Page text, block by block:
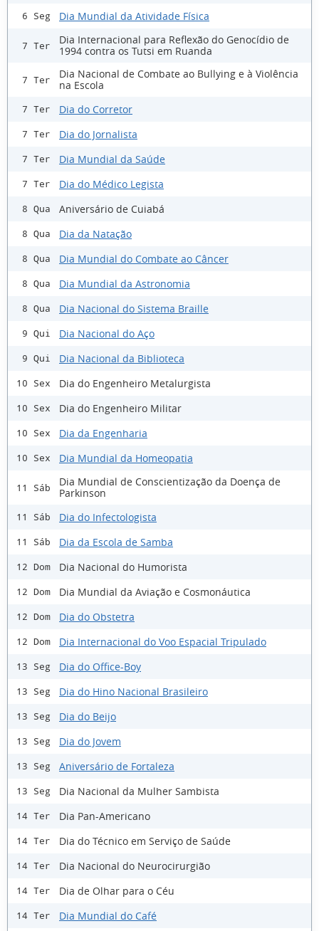
6 Seg Dia Mundial da Atividade Física
7 Ter
Dia Internacional para Reflexão do Genocídio de
1994 contra os Tutsi em Ruanda
7 Ter
Dia Nacional de Combate ao Bullying e à Violência
na Escola
7 Ter Dia do Corretor
7 Ter Dia do Jornalista
7 Ter Dia Mundial da Saúde
7 Ter Dia do Médico Legista
8 Qua Aniversário de Cuiabá
8 Qua Dia da Natação
8 Qua Dia Mundial do Combate ao Câncer
8 Qua Dia Mundial da Astronomia
8 Qua Dia Nacional do Sistema Braille
9 Qui Dia Nacional do Aço
9 Qui Dia Nacional da Biblioteca
10 Sex Dia do Engenheiro Metalurgista
10 Sex Dia do Engenheiro Militar
10 Sex Dia da Engenharia
10 Sex Dia Mundial da Homeopatia
11 Sáb
Dia Mundial de Conscientização da Doença de
Parkinson
11 Sáb Dia do Infectologista
11 Sáb Dia da Escola de Samba
12 Dom Dia Nacional do Humorista
12 Dom Dia Mundial da Aviação e Cosmonáutica
12 Dom Dia do Obstetra
12 Dom Dia Internacional do Voo Espacial Tripulado
13 Seg Dia do Office-Boy
13 Seg Dia do Hino Nacional Brasileiro
13 Seg Dia do Beijo
13 Seg Dia do Jovem
13 Seg Aniversário de Fortaleza
13 Seg Dia Nacional da Mulher Sambista
14 Ter Dia Pan-Americano
14 Ter Dia do Técnico em Serviço de Saúde
14 Ter Dia Nacional do Neurocirurgião
14 Ter Dia de Olhar para o Céu
14 Ter Dia Mundial do Café